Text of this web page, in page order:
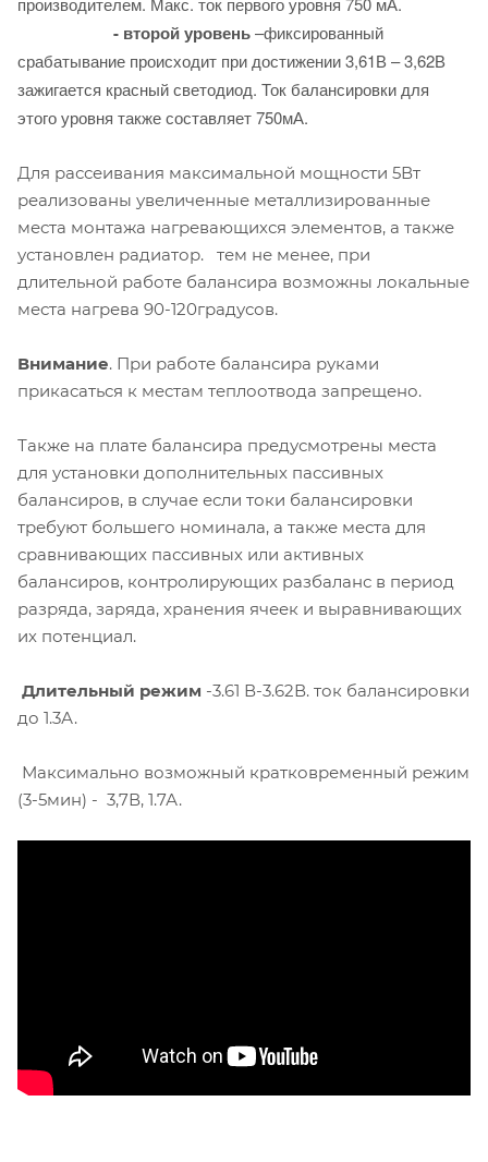
- второй уровень–фиксированный
срабатывание происходит при достижении 3,61В – 3,62В
зажигается красный светодиод. Ток балансировки для
этого уровня также составляет 750мА.
Для рассеивания максимальной мощности 5Вт
реализованы увеличенные металлизированные
места монтажа нагревающихся элементов, а также
установлен радиатор. тем не менее, при
длительной работе балансира возможны локальные
места нагрева 90-120градусов.
Внимание. При работе балансира руками
прикасаться к местам теплоотвода запрещено.
Также на плате балансира предусмотрены места
для установки дополнительных пассивных
балансиров, в случае если токи балансировки
требуют большего номинала, а также места для
сравнивающих пассивных или активных
балансиров, контролирующих разбаланс в период
разряда, заряда, хранения ячеек и выравнивающих
их потенциал.
Длительный режим -3.61 В-3.62В. ток балансировки
до 1.3А.
Максимально возможный кратковременный режим
(3-5мин) - 3,7В, 1.7А.